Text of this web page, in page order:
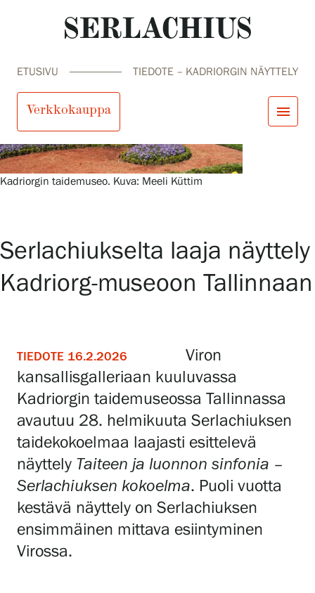
Tule meille
Näyttelyt
Serlachius Residenssi
ETUSIVU TIEDOTE – KADRIORGIN NÄYTTELY
Verkkokauppa menu
Näyttelyt
Tapahtumat
Palvelumme
Kokoelmat ja museo
Serlachius Residenssi
Kadriorgin taidemuseo. Kuva: Meeli Küttim
Serlachiukselta laaja näyttely
Kadriorg-museoon Tallinnaan
TIEDOTE 16.2.2026
Viron
kansallisgalleriaan kuuluvassa
Kadriorgin taidemuseossa Tallinnassa
avautuu 28. helmikuuta Serlachiuksen
taidekokoelmaa laajasti esittelevä
näyttely Taiteen ja luonnon sinfonia –
Serlachiuksen kokoelma. Puoli vuotta
kestävä näyttely on Serlachiuksen
ensimmäinen mittava esiintyminen
Virossa.